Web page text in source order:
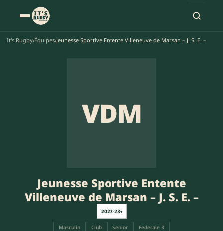
It's Rugby›Équipes›Jeunesse Sportive Entente Villeneuve de Marsan – J. S. E. –
VDM
Jeunesse Sportive Entente
Villeneuve de Marsan – J. S. E. –
2022-23▾
Masculin Club Senior Federale 3